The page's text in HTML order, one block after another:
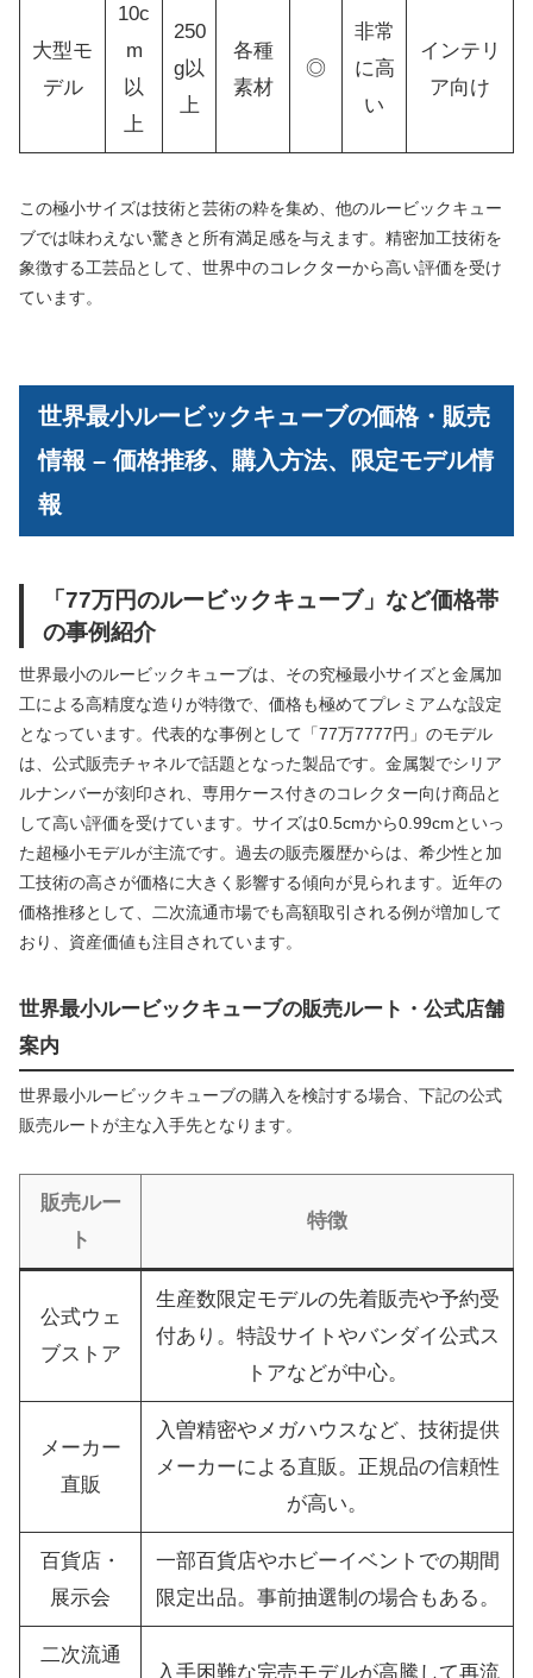
大型モ
デル
10c
m
以
上
250
g以
上
各種
素材
◎
非常
に高
い
インテリ
ア向け
この極小サイズは技術と芸術の粋を集め、他のルービックキュー
ブでは味わえない驚きと所有満足感を与えます。精密加工技術を
象徴する工芸品として、世界中のコレクターから高い評価を受け
ています。
世界最小ルービックキューブの価格・販売
情報 – 価格推移、購入方法、限定モデル情
報
「77万円のルービックキューブ」など価格帯
の事例紹介
世界最小のルービックキューブは、その究極最小サイズと金属加
工による高精度な造りが特徴で、価格も極めてプレミアムな設定
となっています。代表的な事例として「77万7777円」のモデル
は、公式販売チャネルで話題となった製品です。金属製でシリア
ルナンバーが刻印され、専用ケース付きのコレクター向け商品と
して高い評価を受けています。サイズは0.5cmから0.99cmといっ
た超極小モデルが主流です。過去の販売履歴からは、希少性と加
工技術の高さが価格に大きく影響する傾向が見られます。近年の
価格推移として、二次流通市場でも高額取引される例が増加して
おり、資産価値も注目されています。
世界最小ルービックキューブの販売ルート・公式店舗
案内
世界最小ルービックキューブの購入を検討する場合、下記の公式
販売ルートが主な入手先となります。
販売ルー
ト
特徴
公式ウェ
ブストア
生産数限定モデルの先着販売や予約受
付あり。特設サイトやバンダイ公式ス
トアなどが中心。
メーカー
直販
入曽精密やメガハウスなど、技術提供
メーカーによる直販。正規品の信頼性
が高い。
百貨店・
展示会
一部百貨店やホビーイベントでの期間
限定出品。事前抽選制の場合もある。
二次流通
入手困難な完売モデルが高騰して再流